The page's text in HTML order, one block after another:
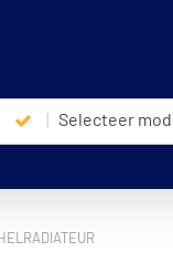
Selecteer